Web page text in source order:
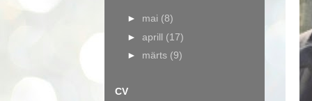
► mai (8)
► aprill (17)
► märts (9)
CV